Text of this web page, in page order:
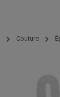
Couture